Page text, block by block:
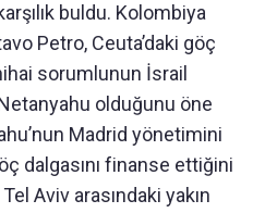
buldu. Kolombiya
Petro, Ceuta’daki göç
sorumlunun İsrail
olduğunu öne
Madrid yönetimini
dalgasını finanse ettiğini
Aviv arasındaki yakın